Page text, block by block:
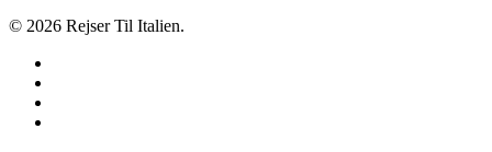
© 2026 Rejser Til Italien.